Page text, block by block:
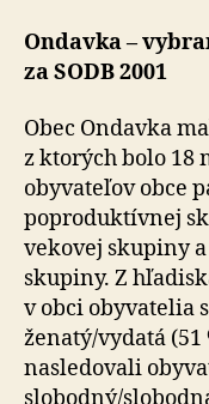
Ondavka –
za SODB 2001
Obec Ondavka
z ktorých bolo 18
obyvateľov obce
poproduktívnej
vekovej skupiny
skupiny. Z
v obci obyvatelia
ženatý/vydatá
nasledovali